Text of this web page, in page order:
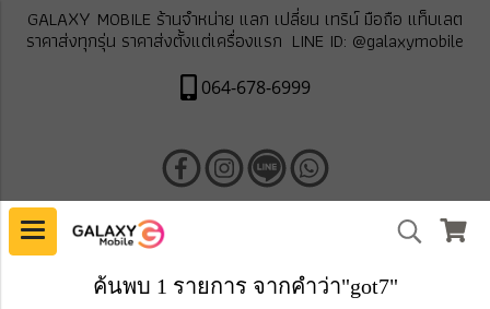
GALAXY MOBILE ร้านจำหน่าย แลก เปลี่ยน เทริน์ มือถือ แท็บเลต
ราคาส่งทุกรุ่น ราคาส่งตั้งแต่เครื่องแรก LINE ID: @galaxymobile
064-678-6999
ค้นพบ 1 รายการ จากคำว่า"got7"